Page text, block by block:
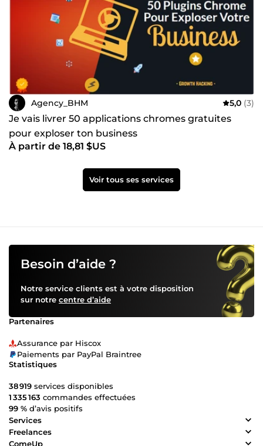
Agency_BHM 5,0 (3)
Je vais livrer 50 applications chromes gratuites
pour exploser ton business
À partir de 18,81 $US
Voir tous ses services
Besoin d’aide ?
Notre service clients est à votre disposition
sur notre centre d’aide
Partenaires
Assurance par Hiscox
Paiements par PayPal Braintree
Statistiques
38 919 services disponibles
1 335 163 commandes effectuées
99 % d’avis positifs
Services
Freelances
ComeUp